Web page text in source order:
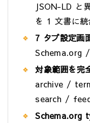
JSON-LD と
を 1 文書に統
7 タブ設定画
Schema.org
対象範囲を完
archive /
search /
Schema.org